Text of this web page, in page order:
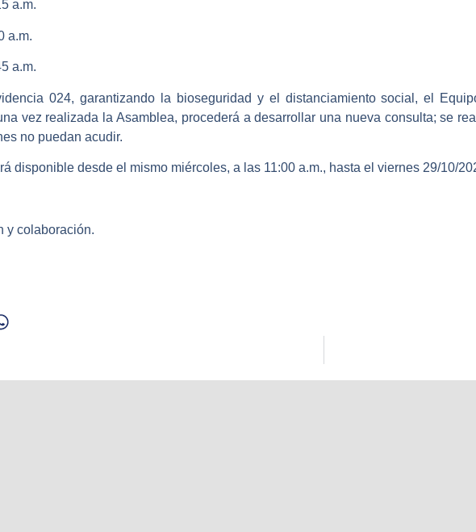
a.m.
a.m.
a.m.
024, garantizando la bioseguridad y el distanciamiento social, el
vez realizada la Asamblea, procederá a desarrollar una nueva consulta; se
no puedan acudir.
disponible desde el mismo miércoles, a las 11:00 a.m., hasta el viernes 29/10/
y colaboración.